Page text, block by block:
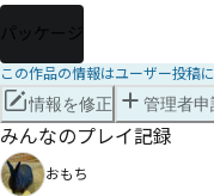
パッケージ
この作品の情報はユーザー投稿
情報を修正 管理者申
みんなのプレイ記録
おもち